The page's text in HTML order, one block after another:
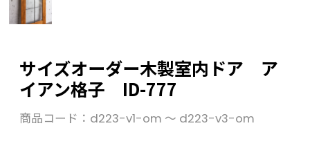
サイズオーダー木製室内ドア ア
イアン格子 ID-777
商品コード： d223-v1-om ～ d223-v3-om